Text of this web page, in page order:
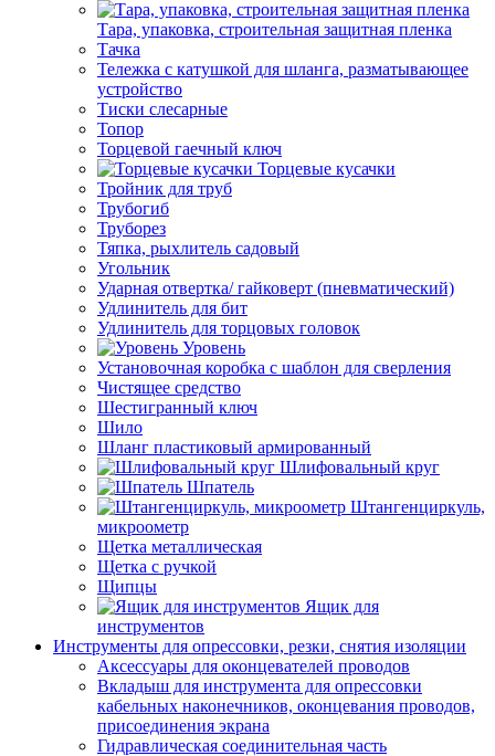
Тара, упаковка, строительная защитная пленка
Тачка
Тележка с катушкой для шланга, разматывающее
устройство
Тиски слесарные
Топор
Торцевой гаечный ключ
Торцевые кусачки
Тройник для труб
Трубогиб
Труборез
Тяпка, рыхлитель садовый
Угольник
Ударная отвертка/ гайковерт (пневматический)
Удлинитель для бит
Удлинитель для торцовых головок
Уровень
Установочная коробка с шаблон для сверления
Чистящее средство
Шестигранный ключ
Шило
Шланг пластиковый армированный
Шлифовальный круг
Шпатель
Штангенциркуль,
микроометр
Щетка металлическая
Щетка с ручкой
Щипцы
Ящик для
инструментов
Инструменты для опрессовки, резки, снятия изоляции
Аксессуары для оконцевателей проводов
Вкладыш для инструмента для опрессовки
кабельных наконечников, оконцевания проводов,
присоединения экрана
Гидравлическая соединительная часть